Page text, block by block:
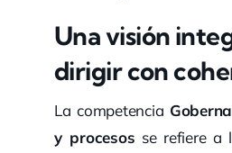
Una visión
dirigir con
La competencia
y procesos se refiere a